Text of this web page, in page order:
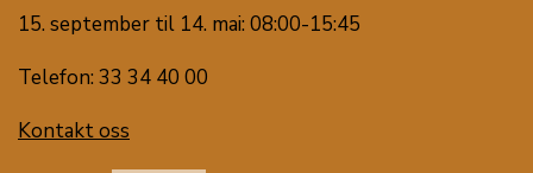
15. september til 14. mai: 08:00-15:45
Telefon: 33 34 40 00
Kontakt oss